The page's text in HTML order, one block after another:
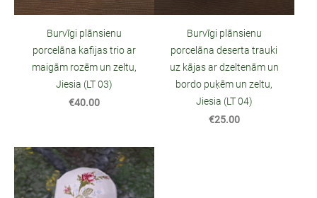
Burvīgi plānsienu
porcelāna kafijas trio ar
maigām rozēm un zeltu,
Jiesia (LT 03)
€40.00
Burvīgi plānsienu
porcelāna deserta trauki
uz kājas ar dzeltenām un
bordo puķēm un zeltu,
Jiesia (LT 04)
€25.00